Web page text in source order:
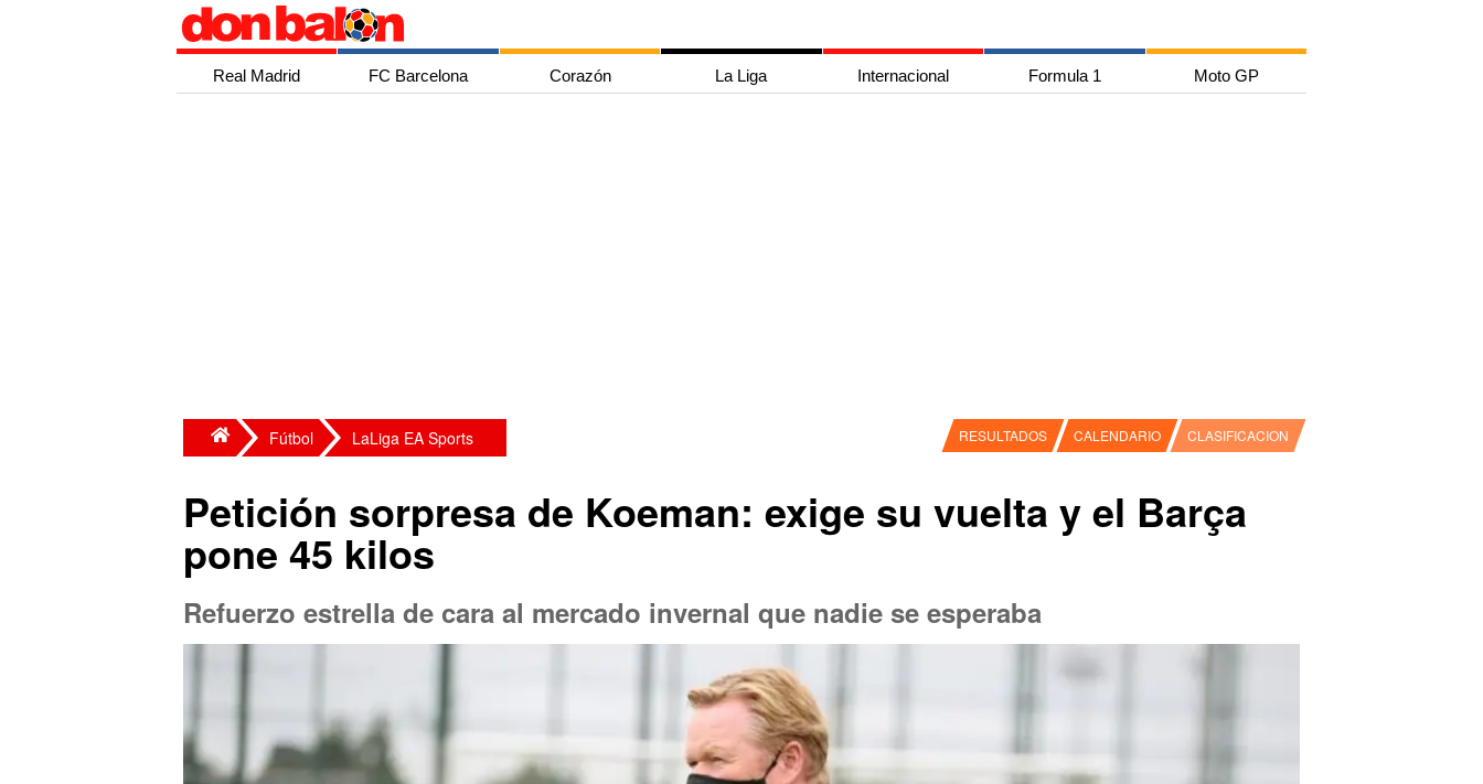
Real Madrid FC Barcelona Corazón La Liga Internacional Formula 1 Moto GP
Fútbol LaLiga EA Sports RESULTADOS CALENDARIO CLASIFICACION
Petición sorpresa de Koeman: exige su vuelta y el Barça
pone 45 kilos
Refuerzo estrella de cara al mercado invernal que nadie se esperaba